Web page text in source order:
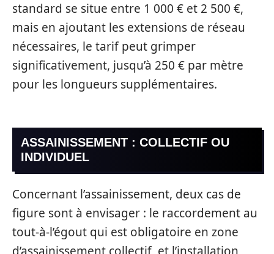
standard se situe entre 1 000 € et 2 500 €,
mais en ajoutant les extensions de réseau
nécessaires, le tarif peut grimper
significativement, jusqu’à 250 € par mètre
pour les longueurs supplémentaires.
ASSAINISSEMENT : COLLECTIF OU
INDIVIDUEL
Concernant l’assainissement, deux cas de
figure sont à envisager : le raccordement au
tout-à-l’égout qui est obligatoire en zone